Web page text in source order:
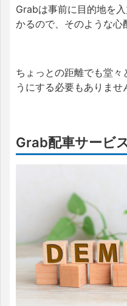
Grabは事前に目的地を
かるので、そのような心
ちょっとの距離でも堂
うにする必要もありませ
Grab配車サービ